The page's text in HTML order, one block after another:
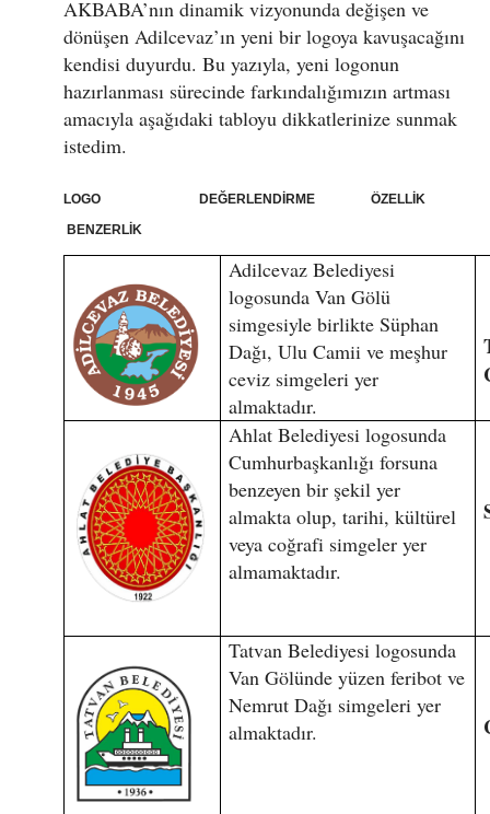
AKBABA’nın dinamik vizyonunda değişen ve
dönüşen Adilcevaz’ın yeni bir logoya kavuşacağını
kendisi duyurdu. Bu yazıyla, yeni logonun
hazırlanması sürecinde farkındalığımızın artması
amacıyla aşağıdaki tabloyu dikkatlerinize sunmak
istedim.
LOGO DEĞERLENDİRME ÖZELLİK
BENZERLİK
Adilcevaz Belediyesi
logosunda Van Gölü
simgesiyle birlikte Süphan
Dağı, Ulu Camii ve meşhur
ceviz simgeleri yer
almaktadır.
Ahlat Belediyesi logosunda
Cumhurbaşkanlığı forsuna
benzeyen bir şekil yer
almakta olup, tarihi, kültürel
veya coğrafi simgeler yer
almamaktadır.
Tatvan Belediyesi logosunda
Van Gölünde yüzen feribot ve
Nemrut Dağı simgeleri yer
almaktadır.